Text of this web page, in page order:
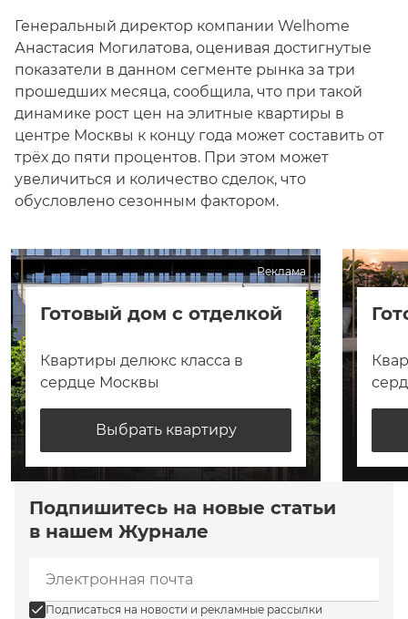
Генеральный директор компании Welhome
Анастасия Могилатова, оценивая достигнутые
показатели в данном сегменте рынка за три
прошедших месяца, сообщила, что при такой
динамике рост цен на элитные квартиры в
центре Москвы к концу года может составить от
трёх до пяти процентов. При этом может
увеличиться и количество сделок, что
обусловлено сезонным фактором.
Реклама
Готовый дом с отделкой
Квартиры делюкс класса в
сердце Москвы
Выбрать квартиру
Подпишитесь на новые статьи
в нашем Журнале
Подписаться на новости и рекламные рассылки